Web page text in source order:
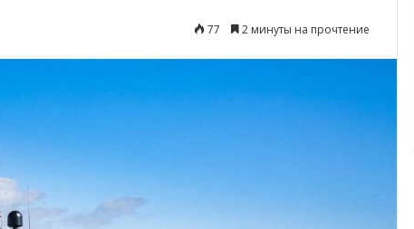
77 2 минуты на прочтение